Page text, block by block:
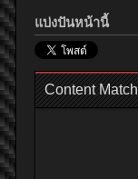
แบ่งปันหน้านี้
Content Match